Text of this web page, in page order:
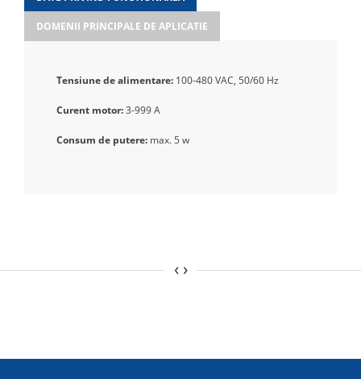
DOMENII PRINCIPALE DE APLICATIE
Tensiune de alimentare: 100-480 VAC, 50/60 Hz
Curent motor:3-999 A
Consum de putere: max. 5 w
‹ ›